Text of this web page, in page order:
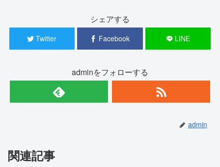
シェアする
Twitter Facebook LINE
adminをフォローする
admin
関連記事